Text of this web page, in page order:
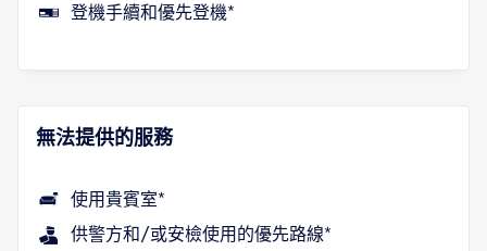
登機手續和優先登機*
無法提供的服務
使用貴賓室*
供警方和/或安檢使用的優先路線*